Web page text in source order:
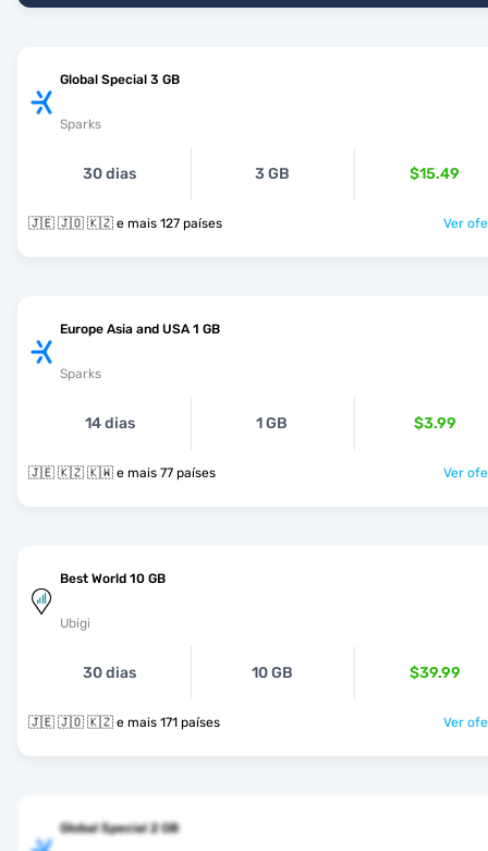
Global Special 3 GB
Sparks
30 dias 3 GB $15.49
🇯🇪 🇯🇴 🇰🇿 e mais 127 países Ver
Europe Asia and USA 1 GB
Sparks
14 dias 1 GB $3.99
🇯🇪 🇰🇿 🇰🇼 e mais 77 países Ver
Best World 10 GB
Ubigi
30 dias 10 GB $39.99
🇯🇪 🇯🇴 🇰🇿 e mais 171 países Ver
Global Special 2 GB